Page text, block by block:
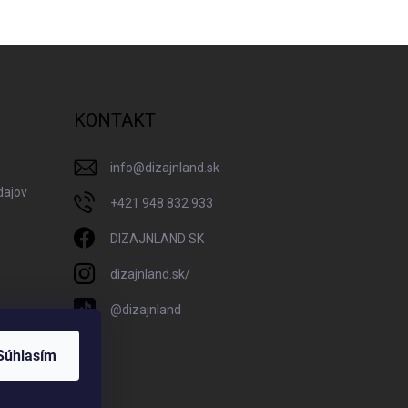
KONTAKT
info@dizajnland.sk
+421 948 832 933
DIZAJNLAND SK
dizajnland.sk/
@dizajnland